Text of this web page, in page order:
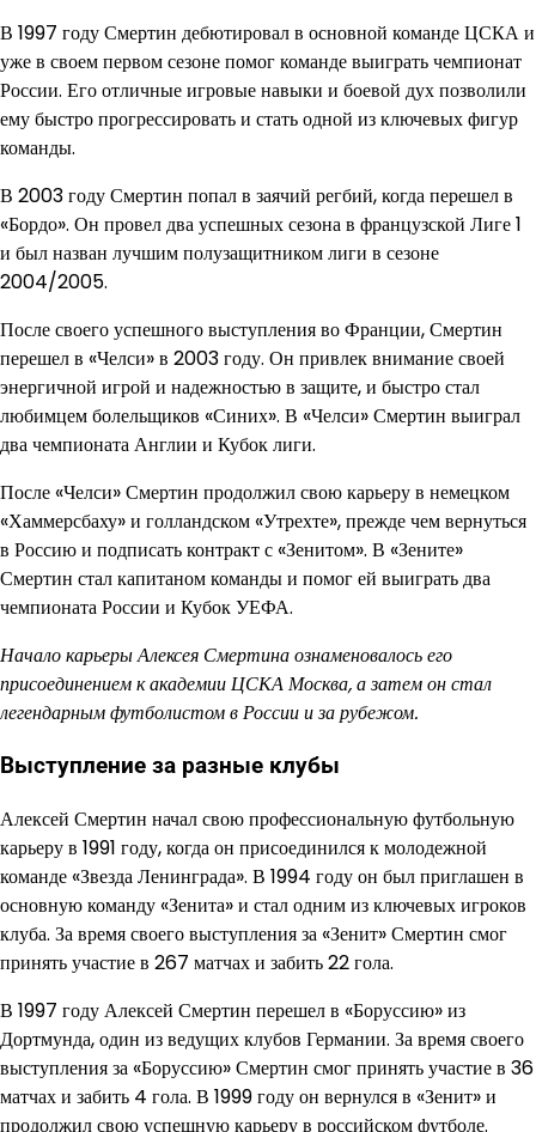
В 1997 году Смертин дебютировал в основной команде ЦСКА и
уже в своем первом сезоне помог команде выиграть чемпионат
России. Его отличные игровые навыки и боевой дух позволили
ему быстро прогрессировать и стать одной из ключевых фигур
команды.
В 2003 году Смертин попал в заячий регбий, когда перешел в
«Бордо». Он провел два успешных сезона в французской Лиге 1
и был назван лучшим полузащитником лиги в сезоне
2004/2005.
После своего успешного выступления во Франции, Смертин
перешел в «Челси» в 2003 году. Он привлек внимание своей
энергичной игрой и надежностью в защите, и быстро стал
любимцем болельщиков «Синих». В «Челси» Смертин выиграл
два чемпионата Англии и Кубок лиги.
После «Челси» Смертин продолжил свою карьеру в немецком
«Хаммерсбаху» и голландском «Утрехте», прежде чем вернуться
в Россию и подписать контракт с «Зенитом». В «Зените»
Смертин стал капитаном команды и помог ей выиграть два
чемпионата России и Кубок УЕФА.
Начало карьеры Алексея Смертина ознаменовалось его
присоединением к академии ЦСКА Москва, а затем он стал
легендарным футболистом в России и за рубежом.
Выступление за разные клубы
Алексей Смертин начал свою профессиональную футбольную
карьеру в 1991 году, когда он присоединился к молодежной
команде «Звезда Ленинграда». В 1994 году он был приглашен в
основную команду «Зенита» и стал одним из ключевых игроков
клуба. За время своего выступления за «Зенит» Смертин смог
принять участие в 267 матчах и забить 22 гола.
В 1997 году Алексей Смертин перешел в «Боруссию» из
Дортмунда, один из ведущих клубов Германии. За время своего
выступления за «Боруссию» Смертин смог принять участие в 36
матчах и забить 4 гола. В 1999 году он вернулся в «Зенит» и
продолжил свою успешную карьеру в российском футболе.